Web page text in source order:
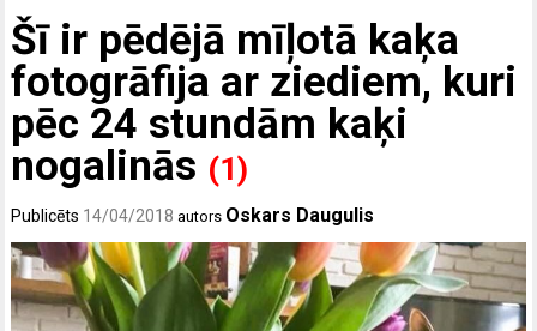
Šī ir pēdējā mīļotā kaķa
fotogrāfija ar ziediem, kuri
pēc 24 stundām kaķi
nogalinās (1)
Publicēts 14/04/2018 autors Oskars Daugulis